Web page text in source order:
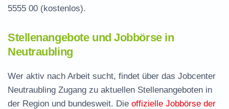
5555 00 (kostenlos).
Stellenangebote und Jobbörse in
Neutraubling
Wer aktiv nach Arbeit sucht, findet über das Jobcenter
Neutraubling Zugang zu aktuellen Stellenangeboten in
der Region und bundesweit. Die offizielle Jobbörse der